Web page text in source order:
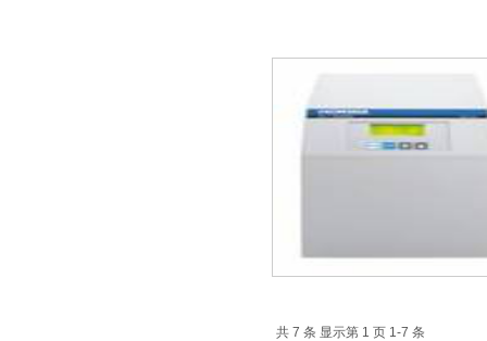
共 7 条 显示第 1 页 1-7 条